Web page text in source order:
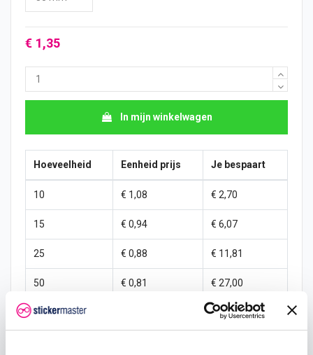
€ 1,35
In mijn winkelwagen
Hoeveelheid Eenheid prijs Je bespaart
10 € 1,08 € 2,70
15 € 0,94 € 6,07
25 € 0,88 € 11,81
50 € 0,81 € 27,00
100 € 60,75